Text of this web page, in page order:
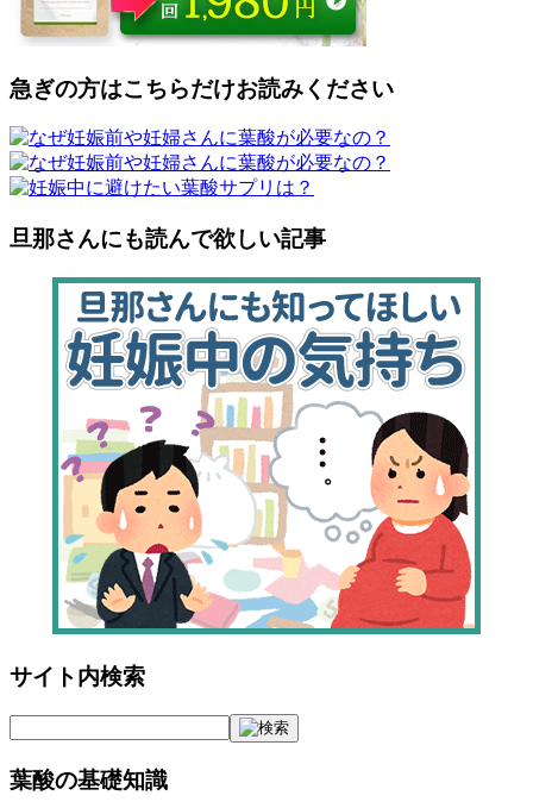
急ぎの方はこちらだけお読みください
旦那さんにも読んで欲しい記事
サイト内検索
葉酸の基礎知識